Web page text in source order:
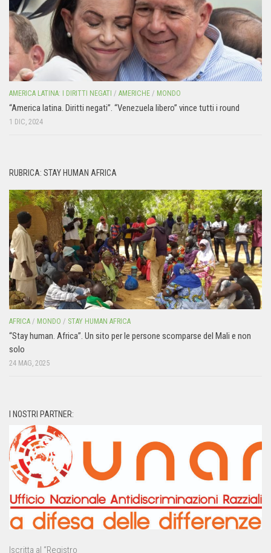
AMERICA LATINA: I DIRITTI NEGATI / AMERICHE / MONDO
“America latina. Diritti negati”. “Venezuela libero” vince tutti i round
1 DIC, 2024
RUBRICA: STAY HUMAN AFRICA
AFRICA / MONDO / STAY HUMAN AFRICA
“Stay human. Africa”. Un sito per le persone scomparse del Mali e non
solo
24 MAG, 2025
I NOSTRI PARTNER:
Iscritta al “Registro